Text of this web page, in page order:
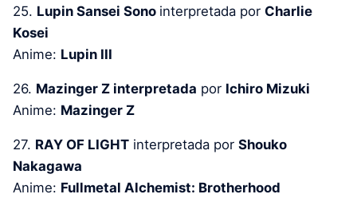
25. Lupin Sansei Sono interpretada por Charlie
Kosei
Anime: Lupin III
26. Mazinger Z interpretada por Ichiro Mizuki
Anime: Mazinger Z
27. RAY OF LIGHT interpretada por Shouko
Nakagawa
Anime: Fullmetal Alchemist: Brotherhood